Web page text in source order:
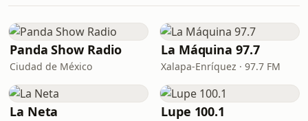
Panda Show Radio
Ciudad de México
La Máquina 97.7
Xalapa-Enríquez · 97.7 FM
La Neta Lupe 100.1